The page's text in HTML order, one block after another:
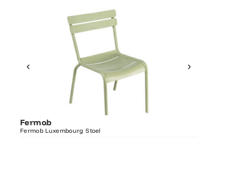
Fermob
Fermob Luxembourg Stoel
Ontdek Fermob
Luxembourg Stoel